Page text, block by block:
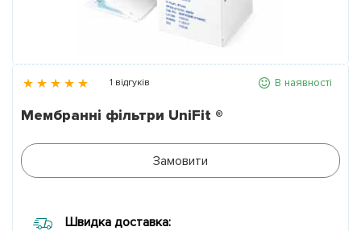
Партнери
1 відгуків В наявності
Мембранні фільтри UniFit ®
Замовити
Швидка доставка: